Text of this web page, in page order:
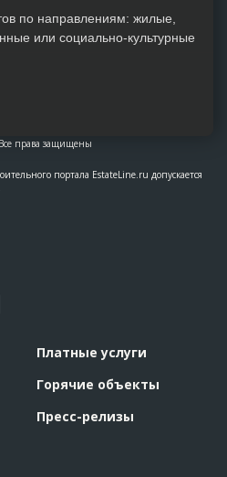
права защищены
портала EstateLine.ru допускается
Платные услуги
Горячие объекты
Пресс-релизы
по направлениям: жилые,
или социально-культурные